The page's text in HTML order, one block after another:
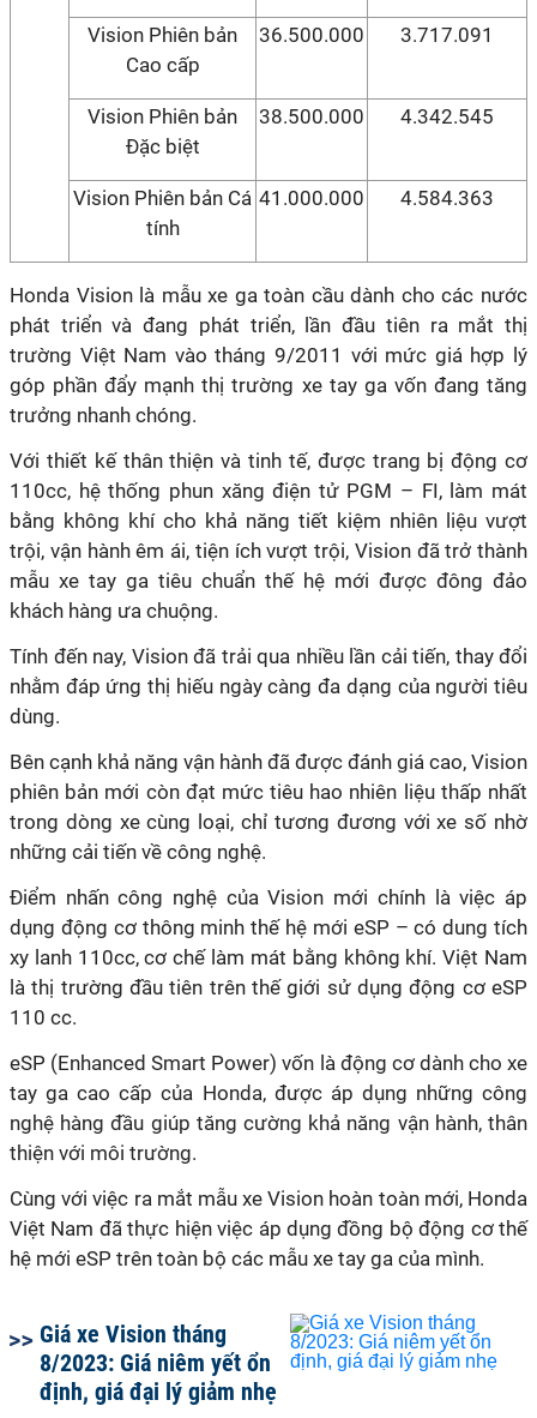
Vision Phiên bản
Cao cấp
36.500.000 3.717.091
Vision Phiên bản
Đặc biệt
38.500.000 4.342.545
Vision Phiên bản Cá
tính
41.000.000 4.584.363
Honda Vision là mẫu xe ga toàn cầu dành cho các nước
phát triển và đang phát triển, lần đầu tiên ra mắt thị
trường Việt Nam vào tháng 9/2011 với mức giá hợp lý
góp phần đẩy mạnh thị trường xe tay ga vốn đang tăng
trưởng nhanh chóng.
Với thiết kế thân thiện và tinh tế, được trang bị động cơ
110cc, hệ thống phun xăng điện tử PGM – FI, làm mát
bằng không khí cho khả năng tiết kiệm nhiên liệu vượt
trội, vận hành êm ái, tiện ích vượt trội, Vision đã trở thành
mẫu xe tay ga tiêu chuẩn thế hệ mới được đông đảo
khách hàng ưa chuộng.
Tính đến nay, Vision đã trải qua nhiều lần cải tiến, thay đổi
nhằm đáp ứng thị hiếu ngày càng đa dạng của người tiêu
dùng.
Bên cạnh khả năng vận hành đã được đánh giá cao, Vision
phiên bản mới còn đạt mức tiêu hao nhiên liệu thấp nhất
trong dòng xe cùng loại, chỉ tương đương với xe số nhờ
những cải tiến về công nghệ.
Điểm nhấn công nghệ của Vision mới chính là việc áp
dụng động cơ thông minh thế hệ mới eSP – có dung tích
xy lanh 110cc, cơ chế làm mát bằng không khí. Việt Nam
là thị trường đầu tiên trên thế giới sử dụng động cơ eSP
110 cc.
eSP (Enhanced Smart Power) vốn là động cơ dành cho xe
tay ga cao cấp của Honda, được áp dụng những công
nghệ hàng đầu giúp tăng cường khả năng vận hành, thân
thiện với môi trường.
Cùng với việc ra mắt mẫu xe Vision hoàn toàn mới, Honda
Việt Nam đã thực hiện việc áp dụng đồng bộ động cơ thế
hệ mới eSP trên toàn bộ các mẫu xe tay ga của mình.
Giá xe Vision tháng
8/2023: Giá niêm yết ổn
định, giá đại lý giảm nhẹ